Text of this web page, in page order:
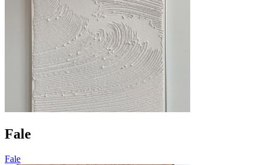
Fale
Fale